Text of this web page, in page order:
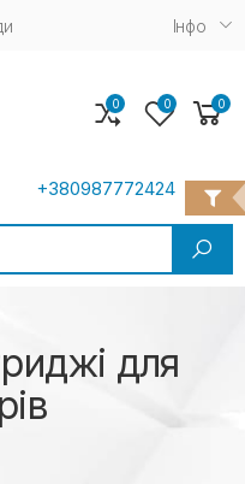
Iнфо
+380987772424
0 0 0
для